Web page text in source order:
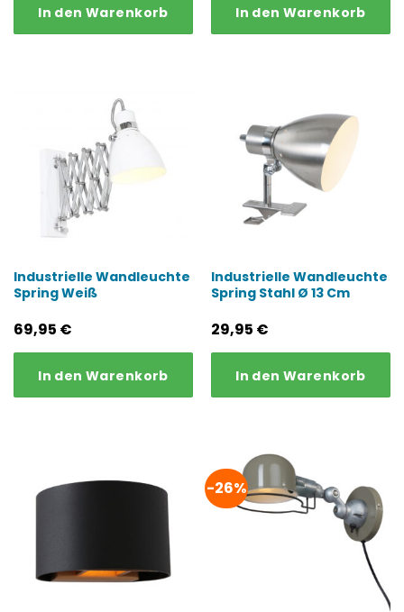
war:
ist:
In den Warenkorb In den Warenkorb
Industrielle Wandleuchte
Spring Weiß
69,95 €
In den Warenkorb
Industrielle Wandleuchte
Spring Stahl Ø 13 Cm
29,95 €
In den Warenkorb
-26%